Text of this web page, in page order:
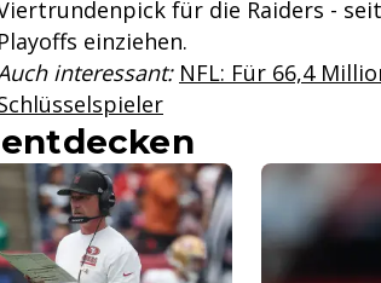
für die Raiders -
Playoffs einziehen.
interessant: NFL: Für 66,4